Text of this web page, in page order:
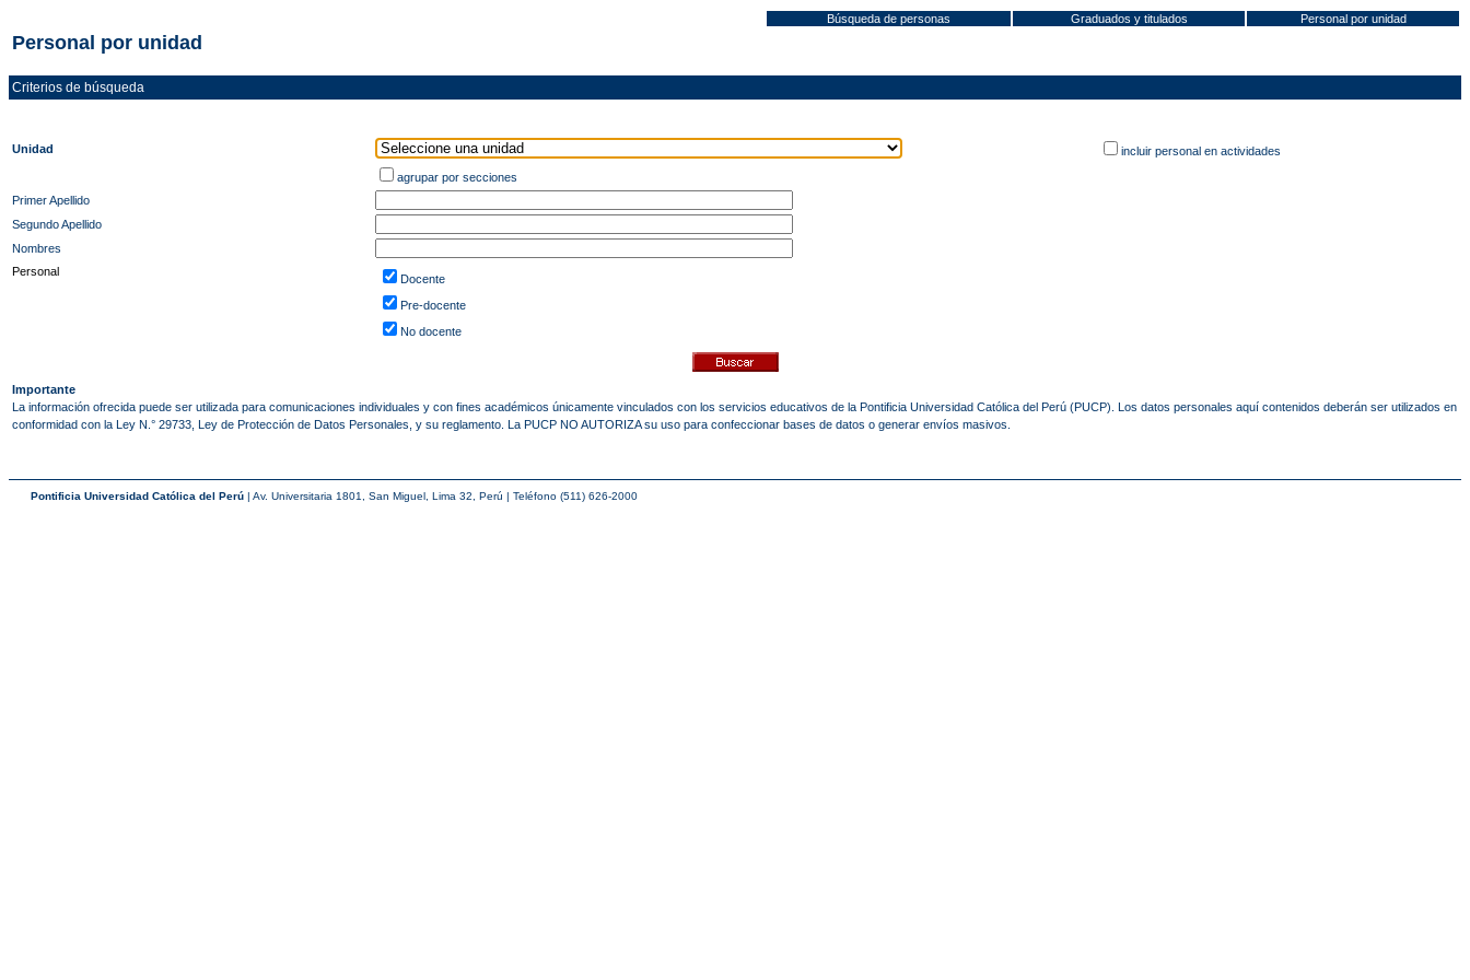
Búsqueda de personas Graduados y titulados Personal por unidad
Personal por unidad
Criterios de búsqueda
Unidad
incluir personal en actividades
agrupar por secciones
Primer Apellido
Segundo Apellido
Nombres
Personal
Docente
Pre-docente
No docente
Importante
La información ofrecida puede ser utilizada para comunicaciones individuales y con fines académicos únicamente vinculados con los servicios educativos de la Pontificia Universidad Católica del Perú (PUCP). Los datos personales aquí contenidos deberán ser utilizados en
conformidad con la Ley N.° 29733, Ley de Protección de Datos Personales, y su reglamento. La PUCP NO AUTORIZA su uso para confeccionar bases de datos o generar envíos masivos.
Pontificia Universidad Católica del Perú | Av. Universitaria 1801, San Miguel, Lima 32, Perú | Teléfono (511) 626-2000